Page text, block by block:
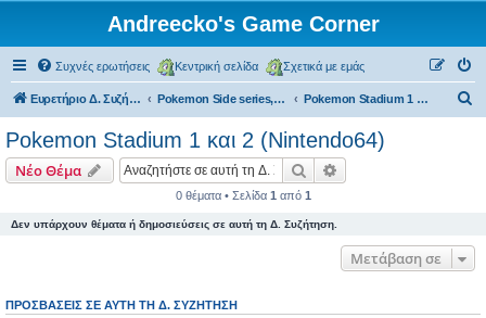
Andreecko's Game Corner
Συχνές ερωτήσεις Κεντρική σελίδα Σχετικά με εμάς
Ευρετήριο Δ. Συζήτησης Pokemon Side series, Spin-offs Pokemon Stadium 1 και 2 (Nintendo64)
Pokemon Stadium 1 και 2 (Nintendo64)
Νέο Θέμα Αναζήτηση
0 θέματα • Σελίδα 1 από 1
Δεν υπάρχουν θέματα ή δημοσιεύσεις σε αυτή τη Δ. Συζήτηση.
Μετάβαση σε
ΠΡΟΣΒΆΣΕΙΣ ΣΕ ΑΥΤΉ ΤΗ Δ. ΣΥΖΉΤΗΣΗ